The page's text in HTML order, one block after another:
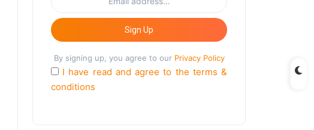
Sign Up
By signing up, you agree to our Privacy Policy
I have read and agree to the terms &
conditions